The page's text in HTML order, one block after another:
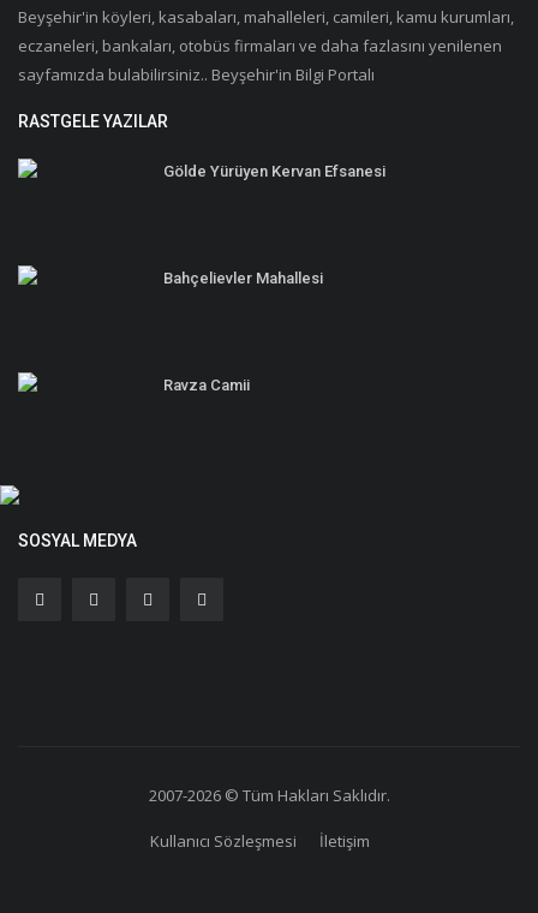
Beyşehir'in köyleri, kasabaları, mahalleleri, camileri, kamu kurumları,
eczaneleri, bankaları, otobüs firmaları ve daha fazlasını yenilenen
sayfamızda bulabilirsiniz.. Beyşehir'in Bilgi Portalı
RASTGELE YAZILAR
Gölde Yürüyen Kervan Efsanesi
Bahçelievler Mahallesi
Ravza Camii
SOSYAL MEDYA
2007-2026 © Tüm Hakları Saklıdır.
Kullanıcı Sözleşmesi İletişim